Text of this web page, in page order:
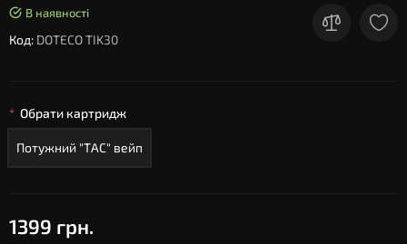
В наявності
Код: DOTECO TIK30
Обрати картридж
Потужний "ТАС" вейп
1399 грн.